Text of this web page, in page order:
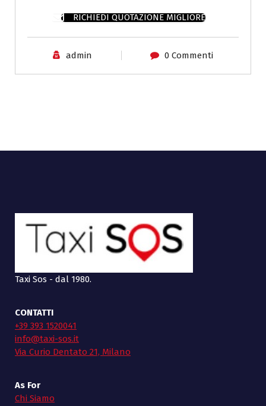
RICHIEDI QUOTAZIONE MIGLIORE
admin 0 Commenti
Taxi Sos - dal 1980.
CONTATTI
+39 393 1520041
info@taxi-sos.it
Via Curio Dentato 21, Milano
As For
Chi Siamo